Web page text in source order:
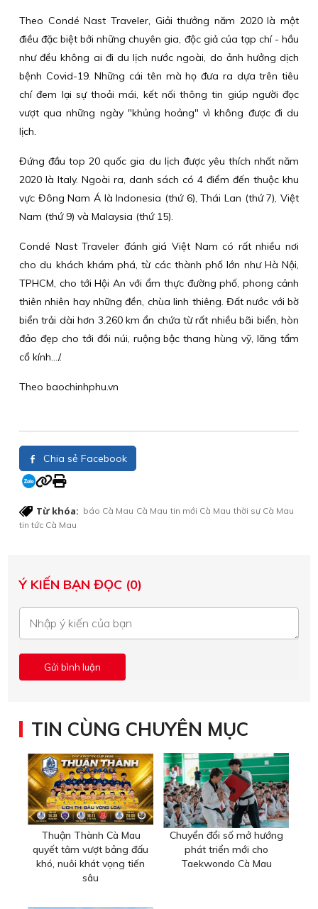
Theo Condé Nast Traveler, Giải thưởng năm 2020 là một
điều đặc biệt bởi những chuyên gia, độc giả của tạp chí - hầu
như đều không ai đi du lịch nước ngoài, do ảnh hưởng dịch
bệnh Covid-19. Những cái tên mà họ đưa ra dựa trên tiêu
chí đem lại sự thoải mái, kết nối thông tin giúp người đọc
vượt qua những ngày "khủng hoảng" vì không được đi du
lịch.
Đứng đầu top 20 quốc gia du lịch được yêu thích nhất năm
2020 là Italy. Ngoài ra, danh sách có 4 điểm đến thuộc khu
vực Đông Nam Á là Indonesia (thứ 6), Thái Lan (thứ 7), Việt
Nam (thứ 9) và Malaysia (thứ 15).
Condé Nast Traveler đánh giá Việt Nam có rất nhiều nơi
cho du khách khám phá, từ các thành phố lớn như Hà Nội,
TPHCM, cho tới Hội An với ẩm thực đường phố, phong cảnh
thiên nhiên hay những đền, chùa linh thiêng. Đất nước với bờ
biển trải dài hơn 3.260 km ẩn chứa từ rất nhiều bãi biển, hòn
đảo đẹp cho tới đồi núi, ruộng bậc thang hùng vỹ, lăng tẩm
cổ kính…/.
Theo baochinhphu.vn
Chia sẻ Facebook
Từ khóa: báo Cà Mau Cà Mau tin mới Cà Mau thời sự Cà Mau
tin tức Cà Mau
Ý KIẾN BẠN ĐỌC (0)
TIN CÙNG CHUYÊN MỤC
Thuận Thành Cà Mau
quyết tâm vượt bảng đấu
khó, nuôi khát vọng tiến
sâu
Chuyển đổi số mở hướng
phát triển mới cho
Taekwondo Cà Mau